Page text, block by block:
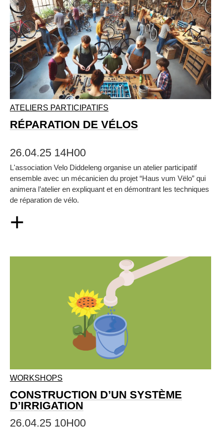
ATELIERS PARTICIPATIFS
RÉPARATION DE VÉLOS
26.04.25 14H00
L'association Velo Diddeleng organise un atelier participatif
ensemble avec un mécanicien du projet “Haus vum Vëlo” qui
animera l’atelier en expliquant et en démontrant les techniques
de réparation de vélo.
+
WORKSHOPS
CONSTRUCTION D’UN SYSTÈME
D’IRRIGATION
26.04.25 10H00